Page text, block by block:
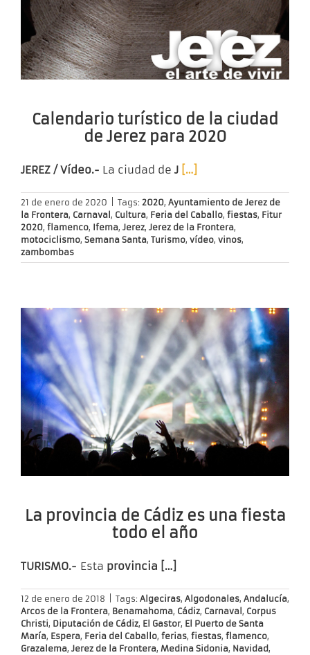
Calendario turístico de la ciudad
de Jerez para 2020
JEREZ / Vídeo.- La ciudad de J […]
21 de enero de 2020 Tags: 2020, Ayuntamiento de Jerez de
la Frontera, Carnaval , Cultura, Feria del Caballo, fiestas, Fitur
2020, flamenco, Ifema, Jerez, Jerez de la Frontera,
motociclismo, Semana Santa, Turismo, vídeo, vinos,
zambombas
La provincia de Cádiz es una fiesta
todo el año
TURISMO.- Esta provincia […]
12 de enero de 2018 Tags: Algeciras, Algodonales, Andalucía,
Arcos de la Frontera, Benamahoma, Cádiz, Carnaval , Corpus
Christi, Diputación de Cádiz, El Gastor, El Puerto de Santa
María, Espera, Feria del Caballo, ferias, fiestas, flamenco,
Grazalema, Jerez de la Frontera, Medina Sidonia, Navidad,